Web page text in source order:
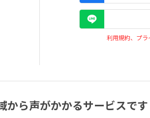
利用規約、プ
から声がかかるサービスです